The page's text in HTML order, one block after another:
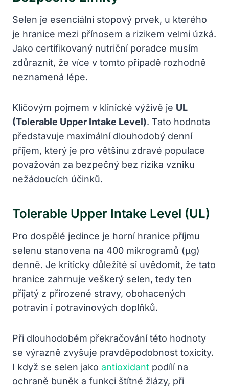
Selen je esenciální stopový prvek, u kterého
je hranice mezi přínosem a rizikem velmi úzká.
Jako certifikovaný nutriční poradce musím
zdůraznit, že více v tomto případě rozhodně
neznamená lépe.
Klíčovým pojmem v klinické výživě je UL
(Tolerable Upper Intake Level). Tato hodnota
představuje maximální dlouhodobý denní
příjem, který je pro většinu zdravé populace
považován za bezpečný bez rizika vzniku
nežádoucích účinků.
Tolerable Upper Intake Level (UL)
Pro dospělé jedince je horní hranice příjmu
selenu stanovena na 400 mikrogramů (µg)
denně. Je kriticky důležité si uvědomit, že tato
hranice zahrnuje veškerý selen, tedy ten
přijatý z přirozené stravy, obohacených
potravin i potravinových doplňků.
Při dlouhodobém překračování této hodnoty
se výrazně zvyšuje pravděpodobnost toxicity.
I když se selen jako antioxidant podílí na
ochraně buněk a funkci štítné žlázy, při